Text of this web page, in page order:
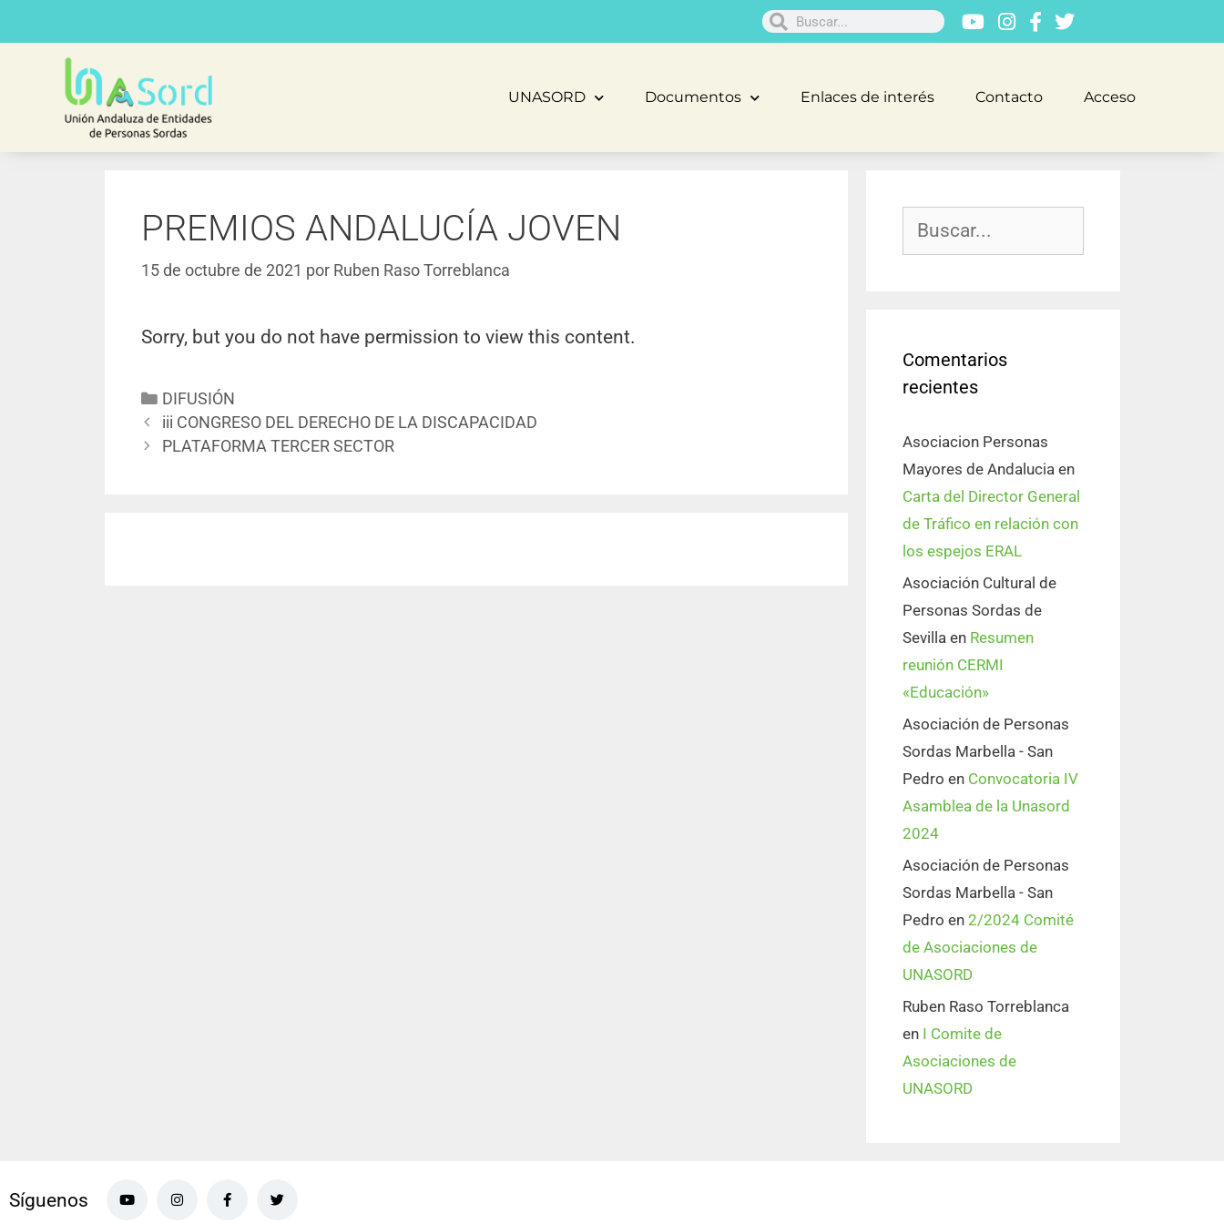
UNASORD Documentos Enlaces de interés Contacto Acceso
PREMIOS ANDALUCÍA JOVEN
15 de octubre de 2021 por Ruben Raso Torreblanca
Sorry, but you do not have permission to view this content.
DIFUSIÓN
iii CONGRESO DEL DERECHO DE LA DISCAPACIDAD
PLATAFORMA TERCER SECTOR
Comentarios
recientes
Asociacion Personas
Mayores de Andaluciaen
Carta del Director General
de Tráfico en relación con
los espejos ERAL
Asociación Cultural de
Personas Sordas de
Sevillaen Resumen
reunión CERMI
«Educación»
Asociación de Personas
Sordas Marbella - San
Pedro en Convocatoria IV
Asamblea de la Unasord
2024
Asociación de Personas
Sordas Marbella - San
Pedro en 2/2024 Comité
de Asociaciones de
UNASORD
Ruben Raso Torreblanca
en I Comite de
Asociaciones de
UNASORD
Síguenos